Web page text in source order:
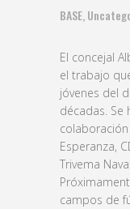
BASE
El concejal
el trabajo
jóvenes del
décadas. Se
colaboración
Esperanza,
Trivema
campos de